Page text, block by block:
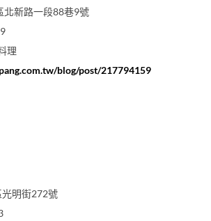
北新路一段88巷9號
理
blog/post/217794159
明街272號